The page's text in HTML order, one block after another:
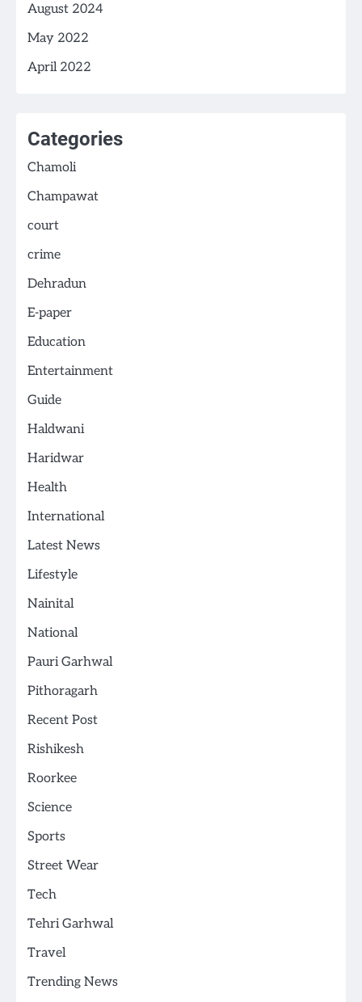
August 2024
May 2022
April 2022
Categories
Chamoli
Champawat
court
crime
Dehradun
E-paper
Education
Entertainment
Guide
Haldwani
Haridwar
Health
International
Latest News
Lifestyle
Nainital
National
Pauri Garhwal
Pithoragarh
Recent Post
Rishikesh
Roorkee
Science
Sports
Street Wear
Tech
Tehri Garhwal
Travel
Trending News